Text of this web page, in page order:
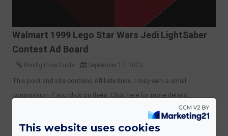
Walmart 1999 Lego Star Wars Jedi LightSaber
Contest Ad Board
Minifig Price Guide September 17, 2023
This post and site contains Affiliate links. I may earn a small
commission if you click on them. Click here for more details.
This website uses cookies